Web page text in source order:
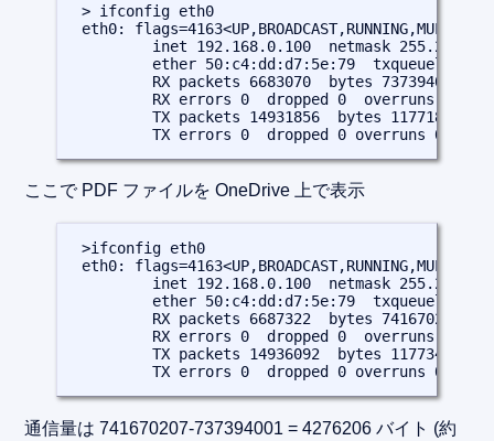
> ifconfig eth0
eth0:
inet 192.168.0.100  netmask
ether 50:c4:dd:d7:5e:79  txqueuelen
RX packets 6683070  bytes 737394001
RX errors 0  dropped 0  overruns 0
TX packets 14931856  bytes 11771839018
TX errors 0  dropped 0 overruns 0
ここで PDF ファイルを OneDrive 上で表示
>ifconfig eth0
eth0:
inet 192.168.0.100  netmask
ether 50:c4:dd:d7:5e:79  txqueuelen
RX packets 6687322  bytes 741670207
RX errors 0  dropped 0  overruns 0
TX packets 14936092  bytes 11773478219
TX errors 0  dropped 0 overruns 0
通信量は 741670207-737394001 = 4276206 バイト (約